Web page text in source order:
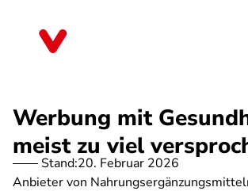
Werbung mit
meist zu viel
Stand:20. Februar 2026
Anbieter von